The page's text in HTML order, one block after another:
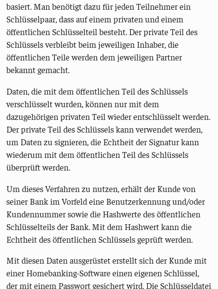
basiert. Man benötigt dazu für jeden Teilnehmer ein
Schlüsselpaar, dass auf einem privaten und einem
öffentlichen Schlüsselteil besteht. Der private Teil des
Schlüssels verbleibt beim jeweiligen Inhaber, die
öffentlichen Teile werden dem jeweiligen Partner
bekannt gemacht.
Daten, die mit dem öffentlichen Teil des Schlüssels
verschlüsselt wurden, können nur mit dem
dazugehörigen privaten Teil wieder entschlüsselt werden.
Der private Teil des Schlüssels kann verwendet werden,
um Daten zu signieren, die Echtheit der Signatur kann
wiederum mit dem öffentlichen Teil des Schlüssels
überprüft werden.
Um dieses Verfahren zu nutzen, erhält der Kunde von
seiner Bank im Vorfeld eine Benutzerkennung und/oder
Kundennummer sowie die Hashwerte des öffentlichen
Schlüsselteils der Bank. Mit dem Hashwert kann die
Echtheit des öffentlichen Schlüssels geprüft werden.
Mit diesen Daten ausgerüstet erstellt sich der Kunde mit
einer Homebanking-Software einen eigenen Schlüssel,
der mit einem Passwort gesichert wird. Die Schlüsseldatei